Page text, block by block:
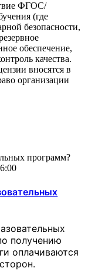
ФГОС/
(где
безопасности,
обеспечение,
качества.
вносятся в
организации
программ?
получению
оплачиваются